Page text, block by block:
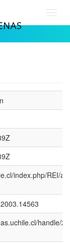
index.php/REI/
handle/